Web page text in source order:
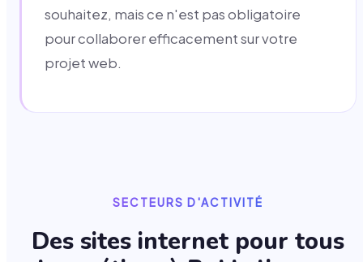
souhaitez, mais ce n'est pas obligatoire
pour collaborer efficacement sur votre
projet web.
SECTEURS D'ACTIVITÉ
Des sites internet pour tous